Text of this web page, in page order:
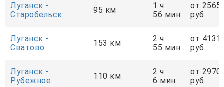
Луганск -
Старобельск
95 км
1 ч
56 мин
от 2565
руб.
Луганск -
Сватово
153 км
2 ч
55 мин
от 4131
руб.
Луганск -
Рубежное
110 км
2 ч
6 мин
от 2970
руб.